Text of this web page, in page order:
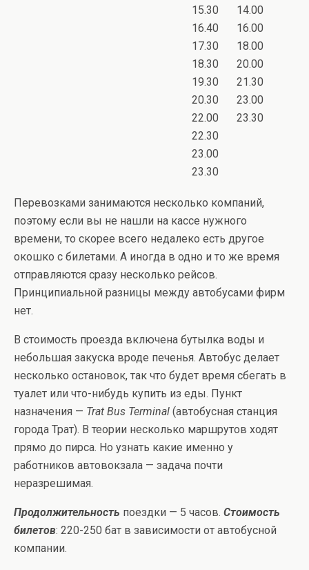
15.30
16.40
17.30
18.30
19.30
20.30
22.00
22.30
23.00
23.30
14.00
16.00
18.00
20.00
21.30
23.00
23.30
Перевозками занимаются несколько компаний,
поэтому если вы не нашли на кассе нужного
времени, то скорее всего недалеко есть другое
окошко c билетами. А иногда в одно и то же время
отправляются сразу несколько рейсов.
Принципиальной разницы между автобусами фирм
нет.
В стоимость проезда включена бутылка воды и
небольшая закуска вроде печенья. Автобус делает
несколько остановок, так что будет время сбегать в
туалет или что-нибудь купить из еды. Пункт
назначения — Trat Bus Terminal (автобусная станция
города Трат). В теории несколько маршрутов ходят
прямо до пирса. Но узнать какие именно у
работников автовокзала — задача почти
неразрешимая.
Продолжительность поездки — 5 часов. Стоимость
билетов: 220-250 бат в зависимости от автобусной
компании.